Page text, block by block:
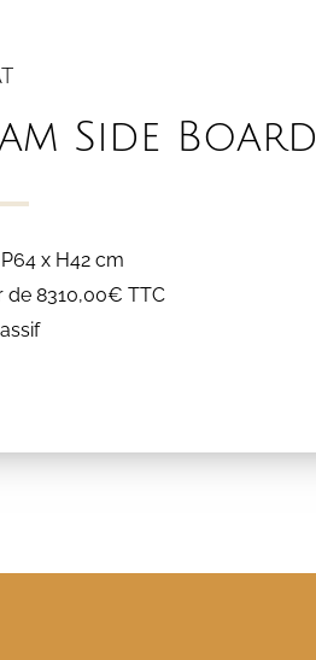
Side Board
x H42 cm
de 8310,00€ TTC